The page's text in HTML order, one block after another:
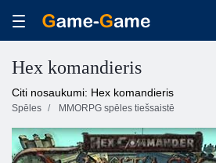
Hex komandieris
Citi nosaukumi: Hex komandieris
Spēles MMORPG spēles tiešsaistē